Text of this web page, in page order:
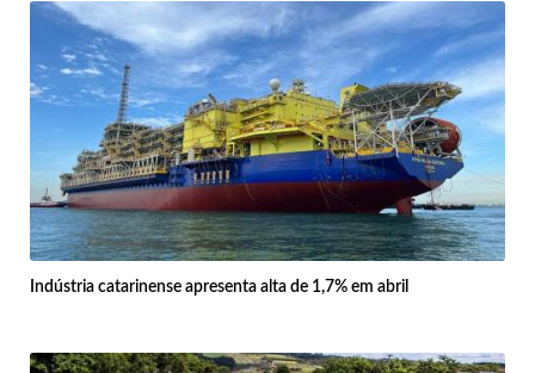
Indústria catarinense apresenta alta de 1,7% em abril